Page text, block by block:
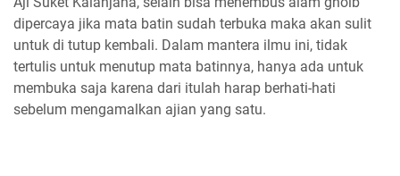
dipercaya jika mata batin sudah terbuka maka akan sulit
untuk di tutup kembali. Dalam mantera ilmu ini, tidak
tertulis untuk menutup mata batinnya, hanya ada untuk
membuka saja karena dari itulah harap berhati-hati
sebelum mengamalkan ajian yang satu.